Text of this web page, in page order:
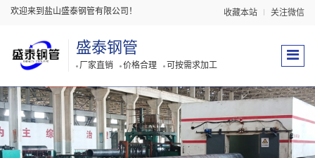
欢迎来到盐山盛泰钢管有限公司！ 收藏本站 关注微信
盛泰钢管
厂家直销 价格合理 可按需求加工